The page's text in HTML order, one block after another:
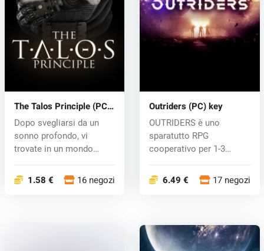
The Talos Principle (PC)
CD key
Dopo svegliarsi da un
sonno profondo, vi
trovate in un mondo
1.58 € 16 negozi
Outriders (PC) key
OUTRIDERS è uno
sparatutto RPG
cooperativo per 1-3
6.49 € 17 negozi